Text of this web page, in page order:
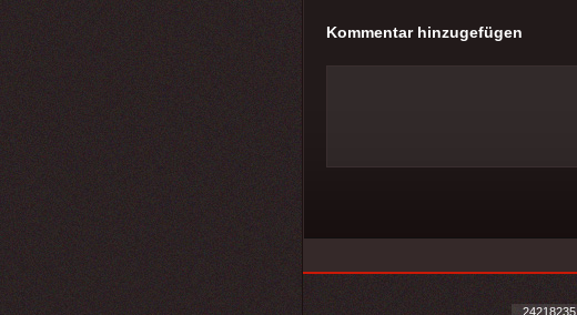
Kommentar hinzugefügen
24218235